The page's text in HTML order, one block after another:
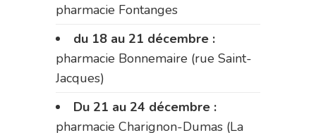
pharmacie Fontanges
du 18 au 21 décembre :
pharmacie Bonnemaire (rue Saint-
Jacques)
Du 21 au 24 décembre :
pharmacie Charignon-Dumas (La